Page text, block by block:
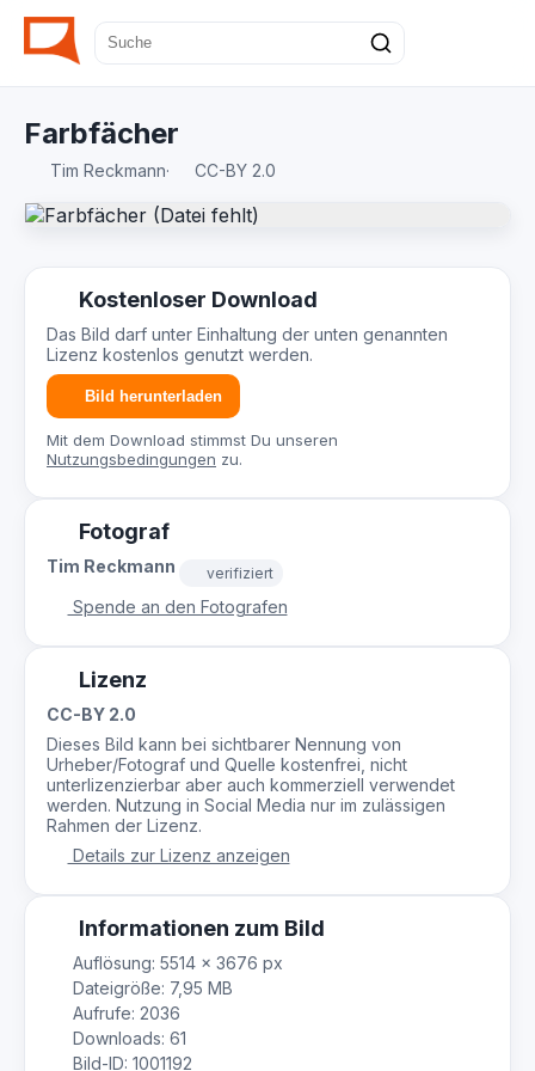
Farbfächer
Tim Reckmann· CC-BY 2.0
Kostenloser Download
Das Bild darf unter Einhaltung der unten genannten
Lizenz kostenlos genutzt werden.
Bild herunterladen
Mit dem Download stimmst Du unseren
Nutzungsbedingungen zu.
Fotograf
Tim Reckmann verifiziert
Spende an den Fotografen
Lizenz
CC-BY 2.0
Dieses Bild kann bei sichtbarer Nennung von
Urheber/Fotograf und Quelle kostenfrei, nicht
unterlizenzierbar aber auch kommerziell verwendet
werden. Nutzung in Social Media nur im zulässigen
Rahmen der Lizenz.
Details zur Lizenz anzeigen
Informationen zum Bild
Auflösung: 5514 × 3676 px
Dateigröße: 7,95 MB
Aufrufe: 2036
Downloads: 61
Bild-ID: 1001192